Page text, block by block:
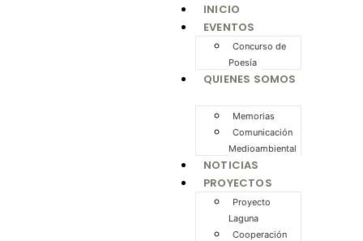
INICIO
EVENTOS
Concurso de
Poesía
QUIENES SOMOS
Memorias
Comunicación
Medioambiental
NOTICIAS
PROYECTOS
Proyecto
Laguna
Cooperación